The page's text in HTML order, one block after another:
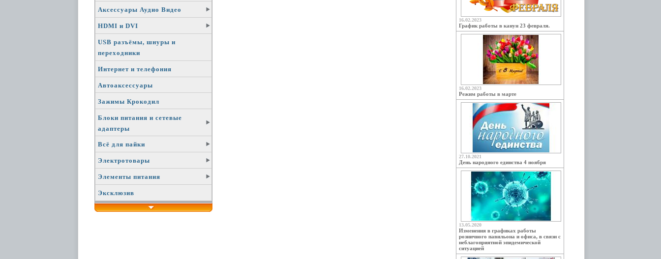
Аксессуары Аудио Видео
HDMI и DVI
USB разъёмы, шнуры и
переходники
Интернет и телефония
Автоаксессуары
Зажимы Крокодил
Блоки питания и сетевые
адаптеры
Всё для пайки
Электротовары
Элементы питания
Эксклюзив
16.02.2023
График работы в канун 23 февраля.
16.02.2023
Режим работы в марте
27.10.2021
День народного единства 4 ноября
13.05.2020
Изменения в графиках работы
розничного павильона и офиса, в связи с
неблагоприятной эпидемической
ситуацией